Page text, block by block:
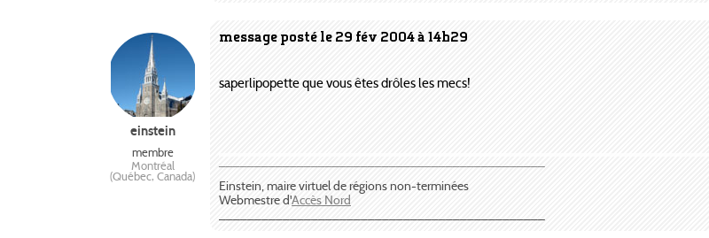
message posté le 29 fév 2004 à 14h29
einstein
membre
Montréal
(Québec, Canada)
saperlipopette que vous êtes drôles les mecs!
¯¯¯¯¯¯¯¯¯¯¯¯¯¯¯¯¯¯¯¯¯¯¯¯¯¯¯¯¯¯¯¯¯¯¯¯¯¯¯¯¯¯¯¯¯¯
Einstein, maire virtuel de régions non-terminées
Webmestre d'Accès Nord